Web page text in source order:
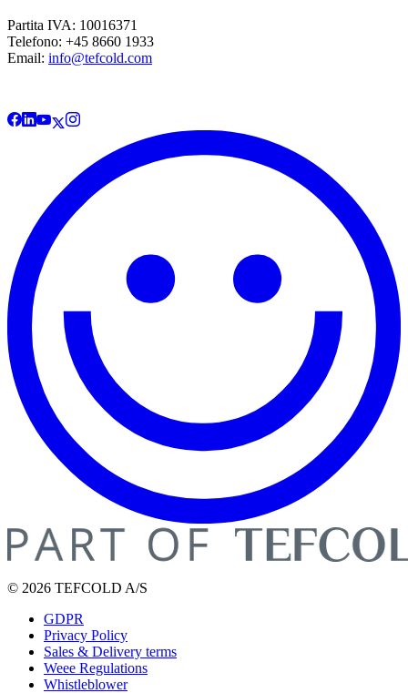
Partita IVA: 10016371
Telefono: +45 8660 1933
Email: info@tefcold.com
© 2026 TEFCOLD A/S
GDPR
Privacy Policy
Sales & Delivery terms
Weee Regulations
Whistleblower